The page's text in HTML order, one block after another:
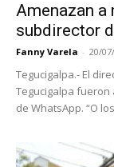
Amenazan
subdirector
Fanny Varela - 20/
Tegucigalpa.- El
Tegucigalpa
de WhatsApp. “O